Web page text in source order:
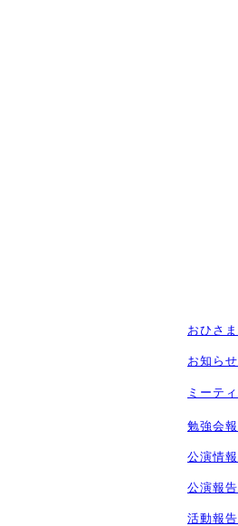
おひさ
お知ら
ミーテ
勉強会
公演情報
公演報告
活動報